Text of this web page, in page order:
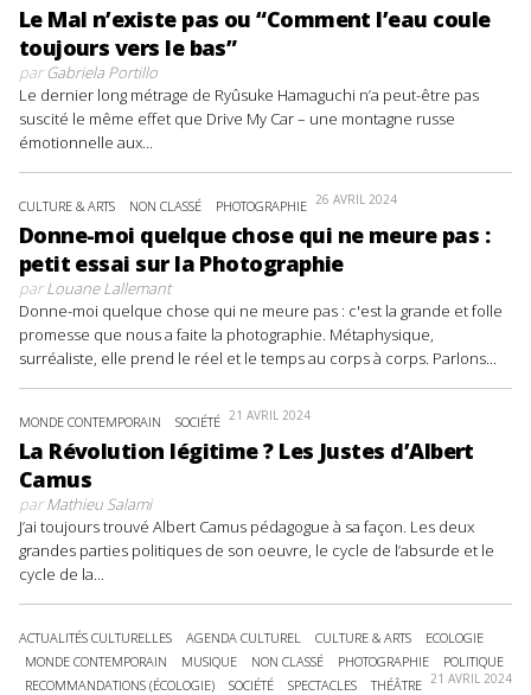
Le Mal n’existe pas ou “Comment l’eau coule
toujours vers le bas”
parGabriela Portillo
Le dernier long métrage de Ryûsuke Hamaguchi n’a peut-être pas
suscité le même effet que Drive My Car – une montagne russe
émotionnelle aux...
CULTURE & ARTS NON CLASSÉ PHOTOGRAPHIE 26 AVRIL 2024
Donne-moi quelque chose qui ne meure pas :
petit essai sur la Photographie
parLouane Lallemant
Donne-moi quelque chose qui ne meure pas : c'est la grande et folle
promesse que nous a faite la photographie. Métaphysique,
surréaliste, elle prend le réel et le temps au corps à corps. Parlons...
MONDE CONTEMPORAIN SOCIÉTÉ 21 AVRIL 2024
La Révolution légitime ? Les Justes d’Albert
Camus
parMathieu Salami
J’ai toujours trouvé Albert Camus pédagogue à sa façon. Les deux
grandes parties politiques de son oeuvre, le cycle de l’absurde et le
cycle de la...
ACTUALITÉS CULTURELLES AGENDA CULTUREL CULTURE & ARTS
ECOLOGIE
MONDE CONTEMPORAIN
MUSIQUE NON CLASSÉ PHOTOGRAPHIE
POLITIQUE
RECOMMANDATIONS (ÉCOLOGIE)
SOCIÉTÉ SPECTACLES THÉÂTRE 21 AVRIL 2024